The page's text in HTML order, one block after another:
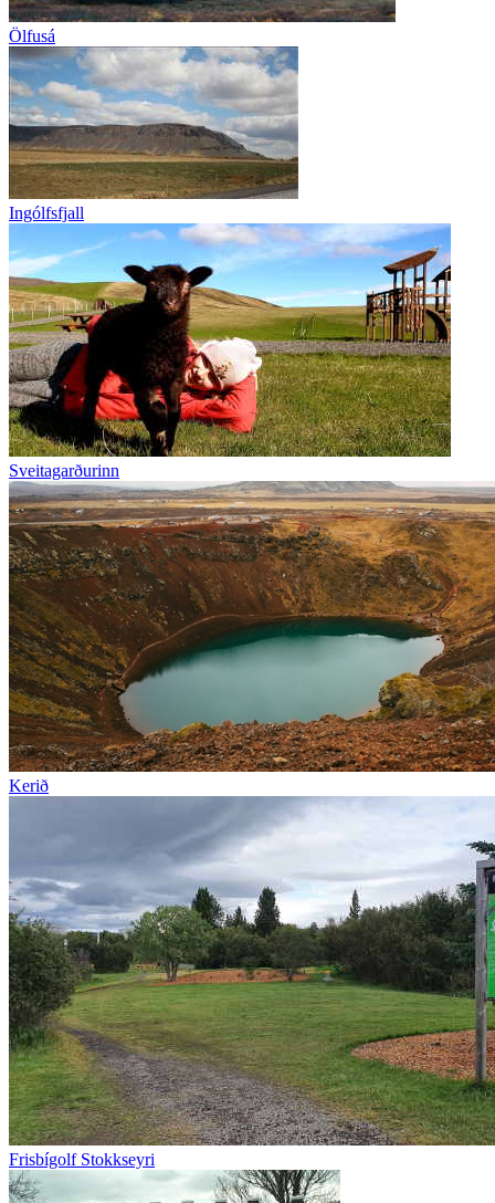
Ölfusá
Ingólfsfjall
Sveitagarðurinn
Kerið
Frisbígolf Stokkseyri